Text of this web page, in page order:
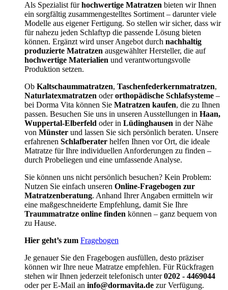
Als Spezialist fürhochwertige Matratzen bieten wir Ihnen
ein sorgfältig zusammengestelltes Sortiment – darunter viele
Modelle aus eigener Fertigung. So stellen wir sicher, dass wir
für nahezu jeden Schlaftyp die passende Lösung bieten
können. Ergänzt wird unser Angebot durch nachhaltig
produzierte Matratzen ausgewählter Hersteller, die auf
hochwertige Materialien und verantwortungsvolle
Produktion setzen.
Ob Kaltschaummatratzen, Taschenfederkernmatratzen,
Naturlatexmatratzen oderorthopädische Schlafsysteme –
bei Dorma Vita können Sie Matratzen kaufen, die zu Ihnen
passen. Besuchen Sie uns in unseren Ausstellungen in Haan,
Wuppertal-Elberfeld oder in Lüdinghausen in der Nähe
von Münster und lassen Sie sich persönlich beraten. Unsere
erfahrenen Schlafberater helfen Ihnen vor Ort, die ideale
Matratze für Ihre individuellen Anforderungen zu finden –
durch Probeliegen und eine umfassende Analyse.
Sie können uns nicht persönlich besuchen? Kein Problem:
Nutzen Sie einfach unseren Online-Fragebogen zur
Matratzenberatung. Anhand Ihrer Angaben ermitteln wir
eine maßgeschneiderte Empfehlung, damit Sie Ihre
Traummatratze online finden können – ganz bequem von
zu Hause.
Hier geht’s zum Fragebogen
Je genauer Sie den Fragebogen ausfüllen, desto präziser
können wir Ihre neue Matratze empfehlen. Für Rückfragen
stehen wir Ihnen jederzeit telefonisch unter0202 - 4469044
oder per E-Mail an info@dormavita.de zur Verfügung.